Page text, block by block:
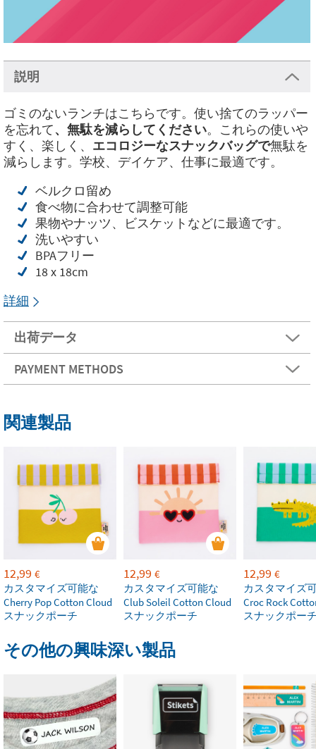
説明
ゴミのないランチはこちらです。使い捨てのラッパー
を忘れて、無駄を減らしてください。これらの使いや
すく、楽しく、 エコロジーなスナックバッグで無駄を
減らします。学校、デイケア、仕事に最適です。
ベルクロ留め
食べ物に合わせて調整可能
果物やナッツ、ビスケットなどに最適です。
洗いやすい
BPAフリー
18 x 18cm
詳細
出荷データ
PAYMENT METHODS
関連製品
12,99 €
カスタマイズ可能な
Cherry Pop Cotton Cloud
スナックポーチ
12,99 €
カスタマイズ可能な
Club Soleil Cotton Cloud
スナックポーチ
12,99 €
カスタマイズ
Croc Rock
スナックポー
その他の興味深い製品